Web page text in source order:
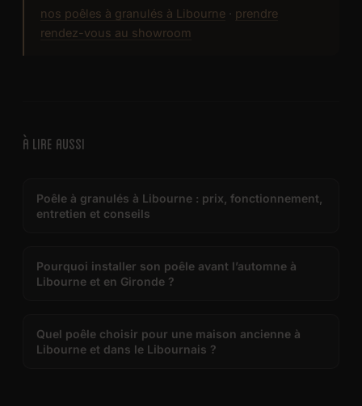
nos poêles à granulés à Libourne · prendre
rendez-vous au showroom
À LIRE AUSSI
Poêle à granulés à Libourne : prix, fonctionnement,
entretien et conseils
Pourquoi installer son poêle avant l’automne à
Libourne et en Gironde ?
Quel poêle choisir pour une maison ancienne à
Libourne et dans le Libournais ?